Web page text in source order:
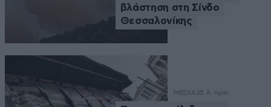
βλάστηση στη Σίνδο
Θεσσαλονίκης
MEDIA35 λ. πριν